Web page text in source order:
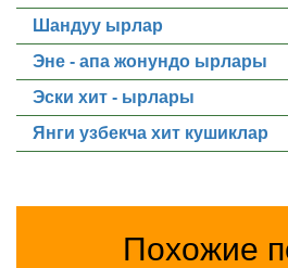
Шандуу ырлар
Эне - апа жонундо ырлары
Эски хит - ырлары
Янги узбекча хит кушиклар
Похожие